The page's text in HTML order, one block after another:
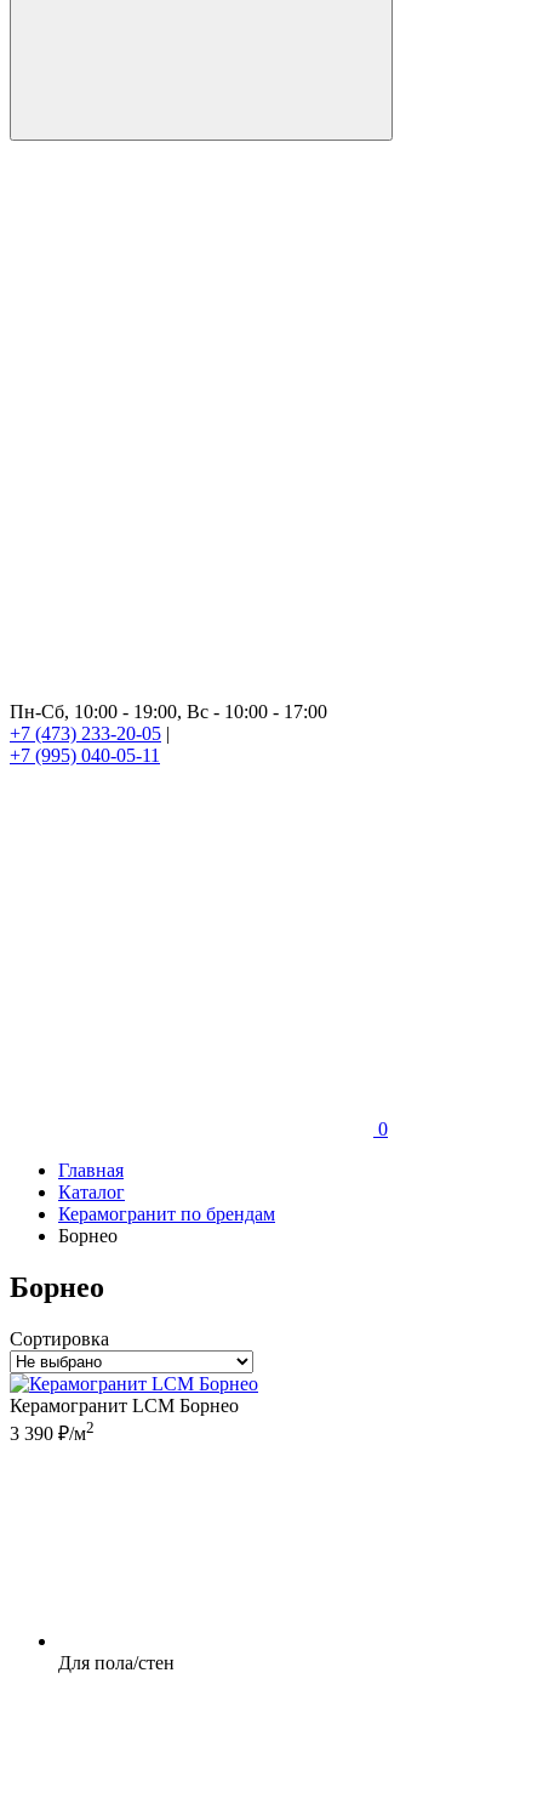
Пн-Сб, 10:00 - 19:00, Вс - 10:00 - 17:00
+7 (473) 233-20-05
+7 (995) 040-05-11
0
Главная
Каталог
Керамогранит по брендам
Борнео
Борнео
Сортировка
Керамогранит LCM Борнео
3 390 ₽/м2
Для пола/стен